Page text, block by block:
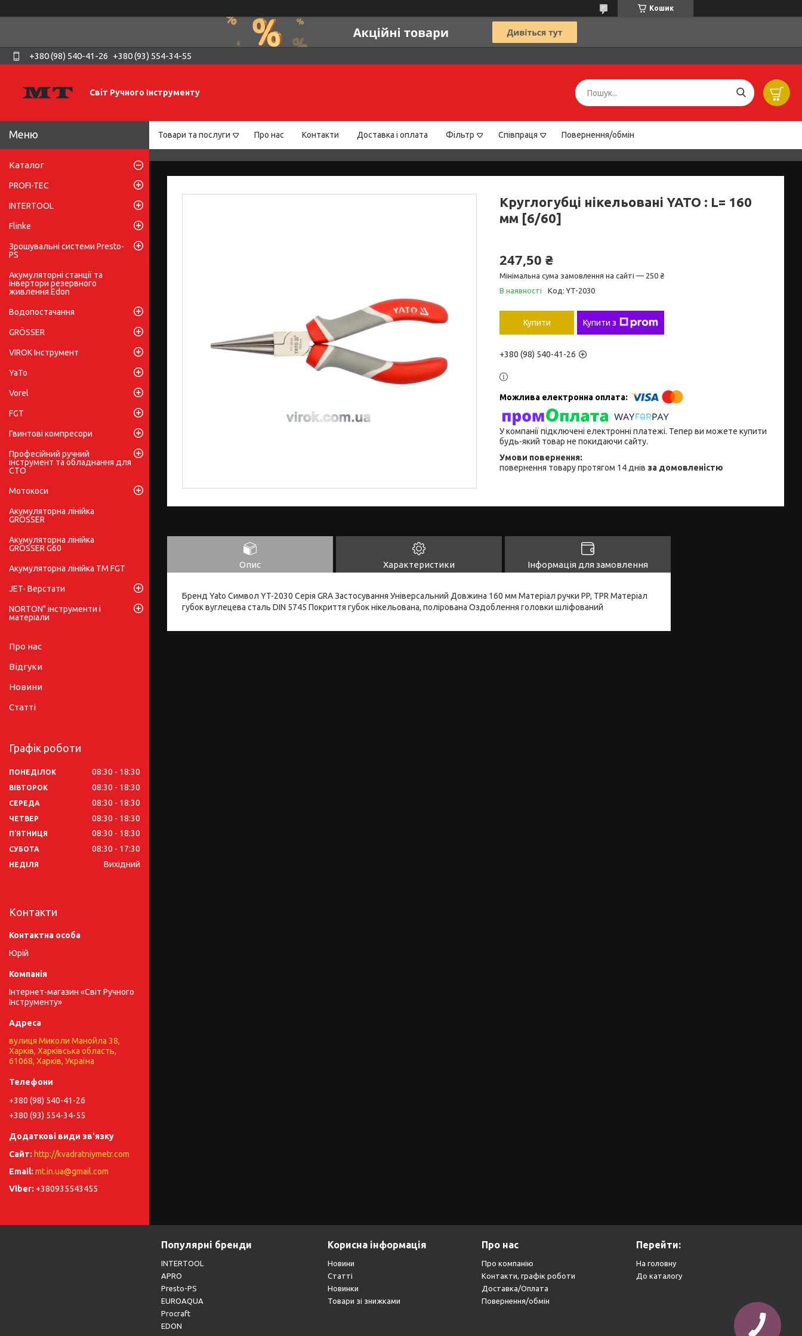
Кошик
+380 (98) 540-41-26 +380 (93) 554-34-55
Світ Ручного Інструменту
Товари та послуги Про нас Контакти Доставка і оплата Фільтр Співпраця Повернення/обмін
Круглогубці нікельовані YATO : L= 160
мм [6/60]
247,50 ₴
Мінімальна сума замовлення на сайті — 250 ₴
В наявності
Код:YT-2030
Купити Купити з
+380 (98) 540-41-26
У компанії підключені електронні платежі. Тепер ви можете купити
будь-який товар не покидаючи сайту.
повернення товару протягом 14 днів за домовленістю
Опис Характеристики Інформація для замовлення
Бренд Yato Символ YT-2030 Серія GRA Застосування Універсальний Довжина 160 мм Матеріал ручки PP, TPR Матеріал
губок вуглецева сталь DIN 5745 Покриття губок нікельована, полірована Оздоблення головки шліфований
Каталог
PROFI-TEC
INTERTOOL
Flinke
Зрошувальні системи Presto-
PS
Акумуляторні станції та
інвертори резервного
живлення Edon
Водопостачання
GRÖSSER
VIROK Інструмент
YaTo
Vorel
FGT
Гвинтові компресори
Професійний ручний
інструмент та обладнання для
СТО
Мотокоси
Акумуляторна лінійка
GRÖSSER
Акумуляторна лінійка
GRÖSSER G60
Акумуляторна лінійка ТМ FGT
JET- Верстати
NORTON" інструменти і
матеріали
Про нас
Відгуки
Новини
Статті
Графік роботи
ПОНЕДІЛОК 08:30 18:30
ВІВТОРОК 08:30 18:30
СЕРЕДА 08:30 18:30
ЧЕТВЕР 08:30 18:30
ПʼЯТНИЦЯ 08:30 18:30
СУБОТА 08:30 17:30
НЕДІЛЯ Вихідний
Контакти
Юрій
Інтернет-магазин «Світ Ручного
Інструменту»
вулиця Миколи Манойла 38,
Харків, Харківська область,
61068, Харків, Україна
+380 (98) 540-41-26
+380 (93) 554-34-55
http://kvadratniymetr.com
mt.in.ua@gmail.com
+380935543455
Популярні бренди
INTERTOOL
APRO
Presto-PS
EUROAQUA
Procraft
EDON
Корисна інформація
Новини
Статті
Новинки
Товари зі знижками
Про нас
Про компанію
Контакти, графік роботи
Доставка/Оплата
Повернення/обмін
Перейти:
На головну
До каталогу